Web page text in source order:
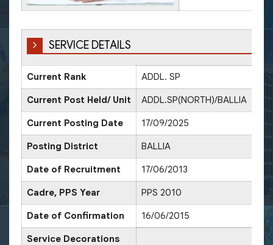
SERVICE DETAILS
Current Rank ADDL. SP
Current Post Held/ Unit ADDL.SP(NORTH)/BALLIA
Current Posting Date 17/09/2025
Posting District BALLIA
Date of Recruitment 17/06/2013
Cadre, PPS Year PPS 2010
Date of Confirmation 16/06/2015
Service Decorations